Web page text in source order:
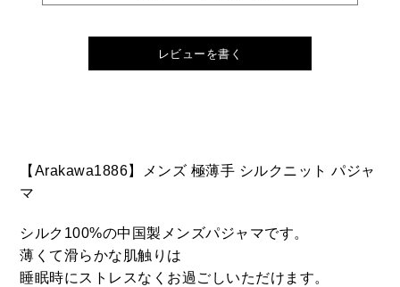
レビューを書く
【Arakawa1886】メンズ 極薄手 シルクニット パジャ
マ
シルク100%の中国製メンズパジャマです。
薄くて滑らかな肌触りは
睡眠時にストレスなくお過ごしいただけます。